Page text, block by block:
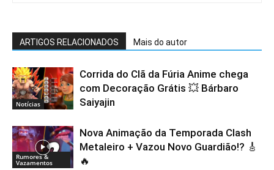
ARTIGOS RELACIONADOS Mais do autor
Notícias
Corrida do Clã da Fúria Anime chega
com Decoração Grátis 💥 Bárbaro
Saiyajin
Rumores &
Vazamentos
Nova Animação da Temporada Clash
Metaleiro + Vazou Novo Guardião!? 🎸
🔥